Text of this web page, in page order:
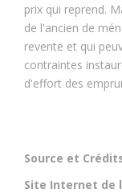
prix qui reprend.
de l'ancien de
revente et qui
contraintes
d'effort des
Source et
Site Internet de